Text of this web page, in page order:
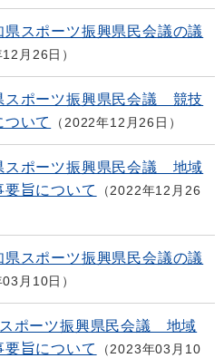
スポーツ振興県民会議の議
月26日
スポーツ振興県民会議 競技
いて
2022年12月26日
スポーツ振興県民会議 地域
旨について
2022年12月26
スポーツ振興県民会議の議
月10日
ポーツ振興県民会議 地域
旨について
2023年03月10